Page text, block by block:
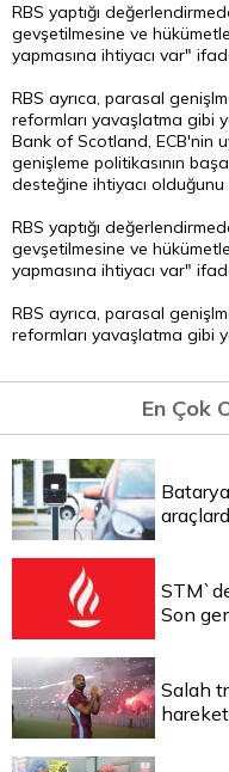
RBS yaptığı
gevşetilmesine ve
yapmasına ihtiyacı var"
RBS ayrıca, parasal
reformları yavaşlatma gibi
Bank of Scotland, ECB'nin
genişleme politikasının
desteğine ihtiyacı olduğunu
RBS yaptığı
gevşetilmesine ve
yapmasına ihtiyacı var"
RBS ayrıca, parasal
reformları yavaşlatma gibi
En Çok
Son
Salah